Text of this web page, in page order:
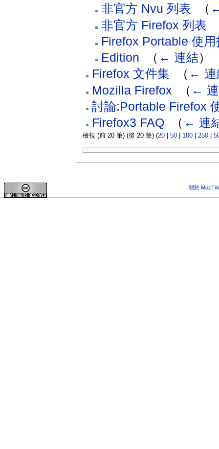
非官方 Nvu 列表
（
非官方 Firefox 列表
Firefox Portable 使用
Edition
（ ← 連結）
Firefox 文件集
（ ← 連
Mozilla Firefox
（ ←
討論:Portable Firefox
Firefox3 FAQ‎ （ ← 連
檢視 (前 20 筆) (後 20 筆) (20| 50| 100| 250|
關於